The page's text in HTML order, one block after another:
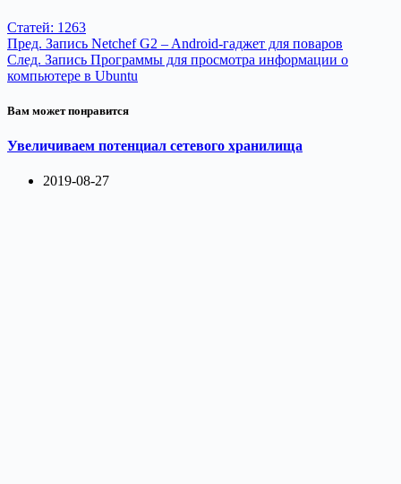
Статей: 1263
Пред. Запись Netchef G2 – Android-гаджет для поваров
След. Запись Программы для просмотра информации о
компьютере в Ubuntu
Вам может понравится
Увеличиваем потенциал сетевого хранилища
2019-08-27